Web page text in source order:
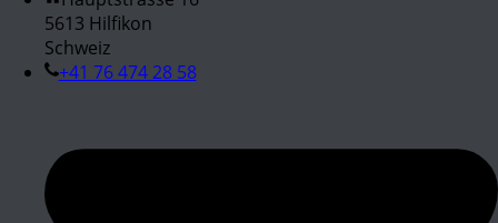
5613 Hilfikon
Schweiz
+41 76 474 28 58